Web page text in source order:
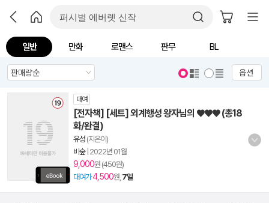
일반 만화 로맨스 판무 BL
옵션
대여
[전자책] [세트] 외계행성 왕자님의 ♥♥♥ (총18
화/완결)
유성 (지은이)
비숲| 2022년 01월
9,000원 (450원)
대여가4,500원, 7일